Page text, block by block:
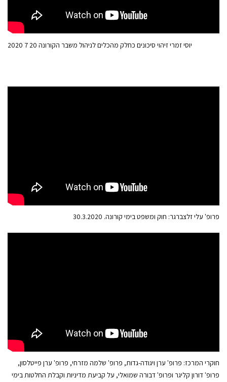
יוסי זמרי זיהוי סיכונים כחלק מהכלים לניהול משבר הקורונה 20 7 2020
פרופ' עלי זלצברגר: חוק ומשפט בימי קורונה. 30.3.2020
חוקרי המרכז: פרופ' ערן ויגודה-גדות, פרופ' שלמה מזרחי, פרופ' ערן פייטלסון,
פרופ' דורון קליגר ופרופ' דבורה שמואלי, על קביעת מדיניות וקבלת החלטות בימי